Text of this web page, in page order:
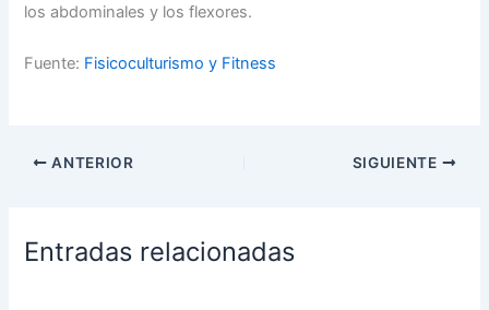
los abdominales y los flexores.
Fuente: Fisicoculturismo y Fitness
ANTERIOR SIGUIENTE
Entradas relacionadas